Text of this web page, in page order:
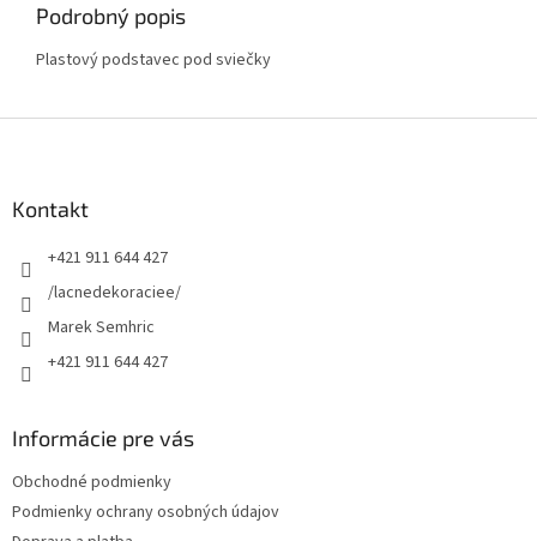
Podrobný popis
Plastový podstavec pod sviečky
Kontakt
+421 911 644 427
/lacnedekoraciee/
Marek Semhric
+421 911 644 427
Informácie pre vás
Obchodné podmienky
Podmienky ochrany osobných údajov